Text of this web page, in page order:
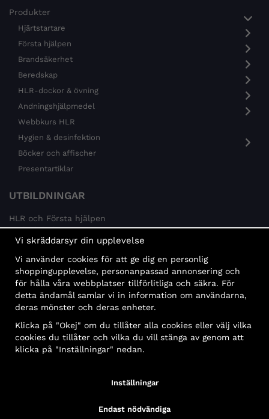
Produkter
Hjärtstartare
Första hjälpen
Brandsäkerhet
Beredskap
HLR-dockor & övning
Andningshjälpmedel
Webbkurs HLR
Hygien & desinfektion
Böcker och affischer
Presentartiklar
UTBILDNINGAR
HLR och Första hjälpen
Psykisk hälsa
Brandskydd
MÅLGRUPPER
Offentlig sektor och företag
Privatpersoner
Delbetalning
Vi skräddarsyr din upplevelse
Vi använder cookies för att ge dig en personlig
shoppingupplevelse, personanpassad annonsering och
för hålla våra webbplatser tillförlitliga och säkra. För
detta ändamål samlar vi in information om användarna,
deras mönster och deras enheter.
Klicka på "Okej" om du tillåter alla cookies eller välj vilka
cookies du tillåter och vilka du vill stänga av genom att
klicka på "Inställningar" nedan.
Inställningar
Endast nödvändiga